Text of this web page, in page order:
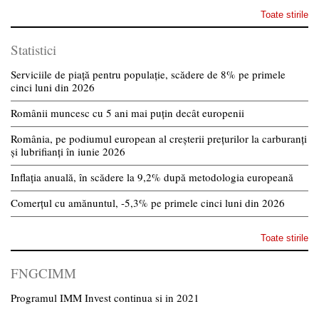
Toate stirile
Statistici
Serviciile de piață pentru populație, scădere de 8% pe primele
cinci luni din 2026
Românii muncesc cu 5 ani mai puțin decât europenii
România, pe podiumul european al creșterii prețurilor la carburanți
și lubrifianți în iunie 2026
Inflația anuală, în scădere la 9,2% după metodologia europeană
Comerțul cu amănuntul, -5,3% pe primele cinci luni din 2026
Toate stirile
FNGCIMM
Programul IMM Invest continua si in 2021